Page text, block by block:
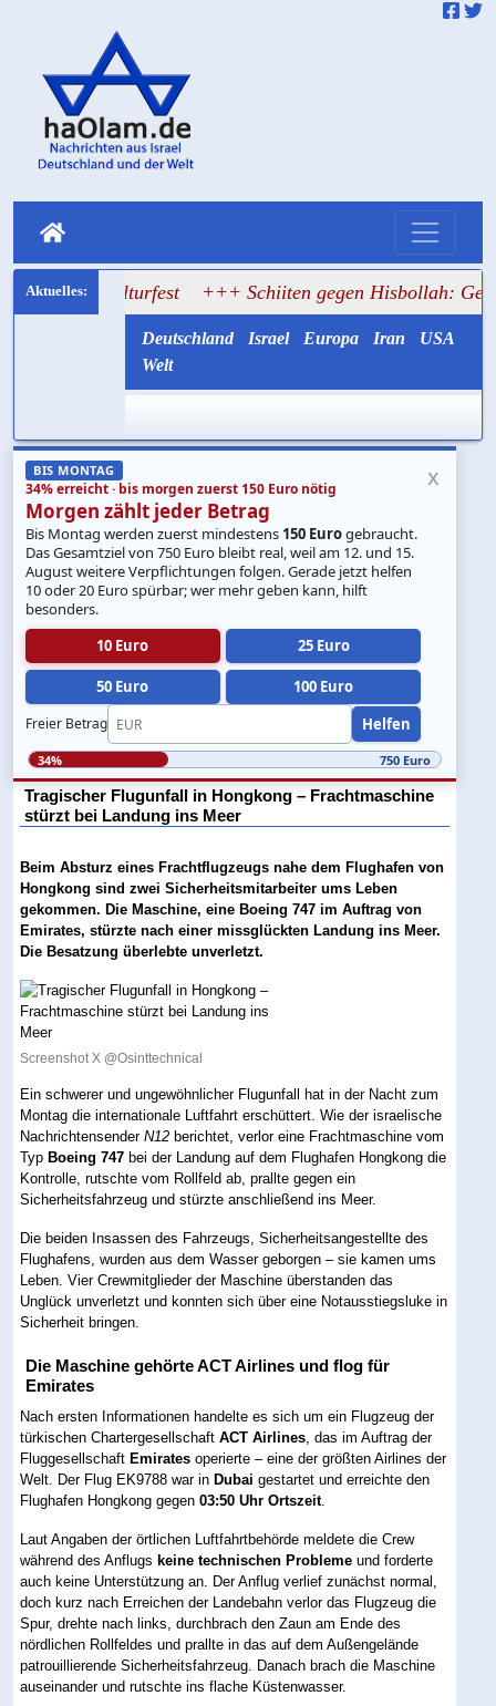
+++ Schiiten gegen Hisbollah: Gemayel ruft
Deutschland Israel Europa Iran
USA
Welt
BIS MONTAG
34% erreicht · bis morgen zuerst 150 Euro nötig
Morgen zählt jeder Betrag
Bis Montag werden zuerst mindestens 150 Eurogebraucht.
Das Gesamtziel von 750 Euro bleibt real, weil am 12. und 15.
August weitere Verpflichtungen folgen. Gerade jetzt helfen
10 oder 20 Euro spürbar; wer mehr geben kann, hilft
besonders.
10 Euro
25 Euro
50 Euro 100 Euro
Freier Betrag Helfen
x
34% 750 Euro
Tragischer Flugunfall in Hongkong – Frachtmaschine
stürzt bei Landung ins Meer
Beim Absturz eines Frachtflugzeugs nahe dem Flughafen von
Hongkong sind zwei Sicherheitsmitarbeiter ums Leben
gekommen. Die Maschine, eine Boeing 747 im Auftrag von
Emirates, stürzte nach einer missglückten Landung ins Meer.
Die Besatzung überlebte unverletzt.
Screenshot X @Osinttechnical
Ein schwerer und ungewöhnlicher Flugunfall hat in der Nacht zum
Montag die internationale Luftfahrt erschüttert. Wie der israelische
NachrichtensenderN12 berichtet, verlor eine Frachtmaschine vom
Typ Boeing 747 bei der Landung auf dem Flughafen Hongkong die
Kontrolle, rutschte vom Rollfeld ab, prallte gegen ein
Sicherheitsfahrzeug und stürzte anschließend ins Meer.
Die beiden Insassen des Fahrzeugs, Sicherheitsangestellte des
Flughafens, wurden aus dem Wasser geborgen – sie kamen ums
Leben. Vier Crewmitglieder der Maschine überstanden das
Unglück unverletzt und konnten sich über eine Notausstiegsluke in
Sicherheit bringen.
Die Maschine gehörte ACT Airlines und flog für
Emirates
Nach ersten Informationen handelte es sich um ein Flugzeug der
türkischen ChartergesellschaftACT Airlines, das im Auftrag der
Fluggesellschaft Emirates operierte – eine der größten Airlines der
Welt. Der Flug EK9788 war in Dubai gestartet und erreichte den
Flughafen Hongkong gegen03:50 Uhr Ortszeit.
Laut Angaben der örtlichen Luftfahrtbehörde meldete die Crew
während des Anflugs keine technischen Probleme und forderte
auch keine Unterstützung an. Der Anflug verlief zunächst normal,
doch kurz nach Erreichen der Landebahn verlor das Flugzeug die
Spur, drehte nach links, durchbrach den Zaun am Ende des
nördlichen Rollfeldes und prallte in das auf dem Außengelände
patrouillierende Sicherheitsfahrzeug. Danach brach die Maschine
auseinander und rutschte ins flache Küstenwasser.